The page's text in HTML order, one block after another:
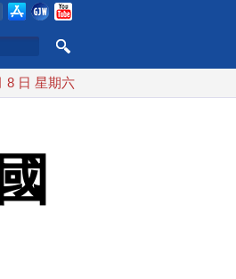
台灣漢光首結合城鎮演習 AIT
8 日 星期六